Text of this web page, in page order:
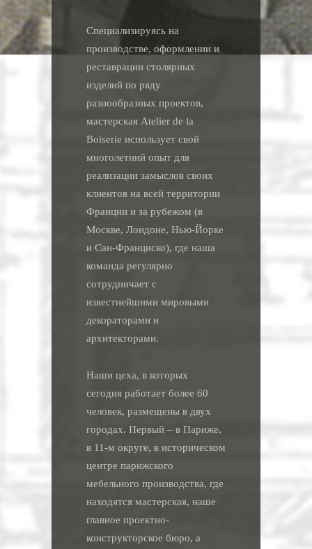
Специализируясь на
производстве, оформлении и
реставрации столярных
изделий по ряду
разнообразных проектов,
мастерская Atelier de la
Boiserie использует свой
многолетний опыт для
реализации замыслов своих
клиентов на всей территории
Франции и за рубежом (в
Москве, Лондоне, Нью-Йорке
и Сан-Франциско), где наша
команда регулярно
сотрудничает с
известнейшими мировыми
декораторами и
архитекторами.
Наши цеха, в которых
сегодня работает более 60
человек, размещены в двух
городах. Первый – в Париже,
в 11-м округе, в историческом
центре парижского
мебельного производства, где
находятся мастерская, наше
главное проектно-
конструкторское бюро, а